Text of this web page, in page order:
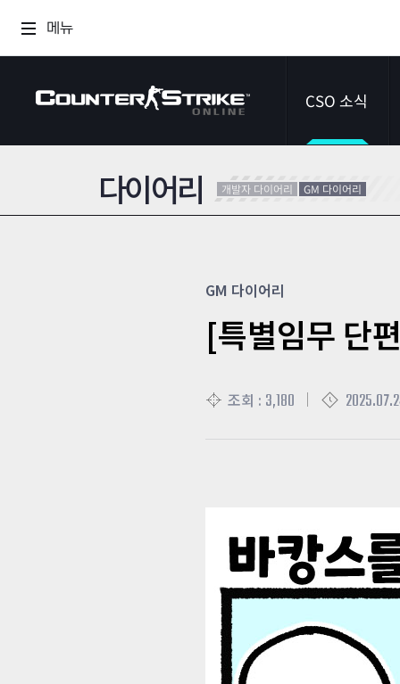
메뉴
CSO 소식
공지사항
다이어리 개발자 다이어리 GM 다이어리
GM 다이어리
[특별임무 단
조회 : 3,180